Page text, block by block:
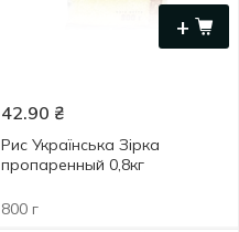
+
42.90 ₴
Рис Українська Зірка
пропаренный 0,8кг
800 г